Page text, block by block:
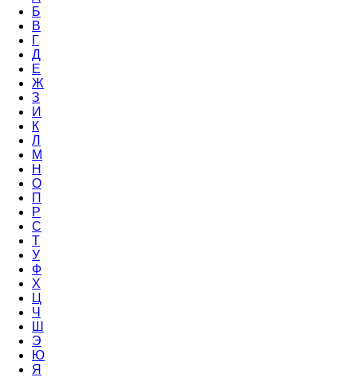
Б
В
Г
Д
Е
Ж
З
И
К
Л
М
Н
О
П
Р
С
Т
У
Ф
Х
Ц
Ч
Ш
Э
Ю
Я